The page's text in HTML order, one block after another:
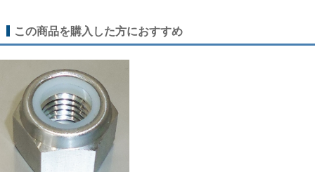
この商品を購入した方におすすめ